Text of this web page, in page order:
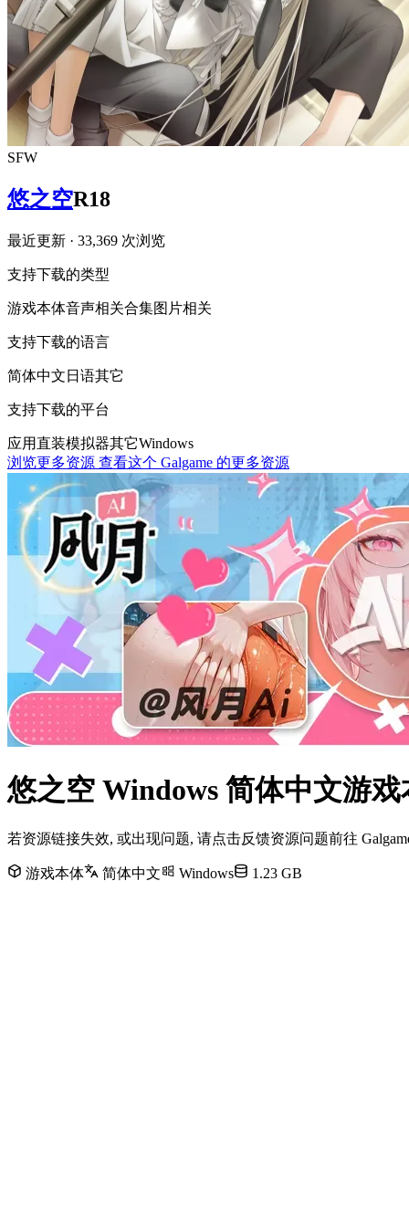
SFW
悠之空R18
最近更新 · 33,369 次浏览
支持下载的类型
游戏本体音声相关合集图片相关
支持下载的语言
简体中文 日语其它
支持下载的平台
应用直装模拟器其它Windows
浏览更多资源 查看这个 Galgame 的更多资源
悠之空 Windows 简体中文游
若资源链接失效, 或出现问题, 请点击反馈资源问题前往
游戏本体 简体中文 Windows 1.23 GB